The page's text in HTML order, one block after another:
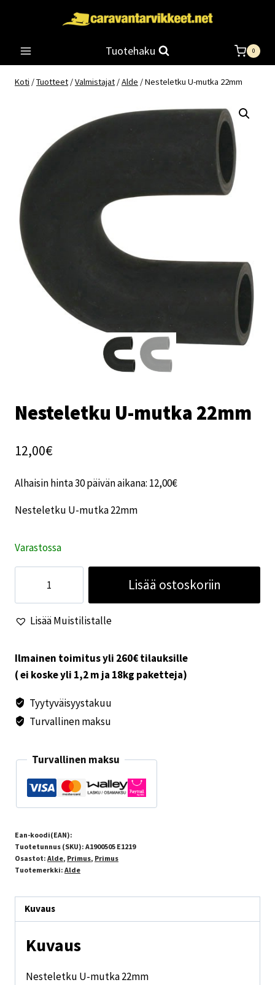
Tuotehaku 0
Koti /Tuotteet /Valmistajat /Alde /Nesteletku U-mutka 22mm
Nesteletku U-mutka 22mm
12,00€
Alhaisin hinta 30 päivän aikana: 12,00€
Nesteletku U-mutka 22mm
Varastossa
mutka
22mm
Lisää ostoskoriin
Lisää Muistilistalle
Ilmainen toimitus yli 260€ tilauksille
( ei koske yli 1,2 m ja 18kg paketteja)
Tyytyväisyystakuu
Turvallinen maksu
Turvallinen maksu
Ean-koodi(EAN):
Tuotetunnus (SKU): A1900505 E1219
Osastot: Alde, Primus, Primus
Tuotemerkki: Alde
Kuvaus
Kuvaus
Nesteletku U-mutka 22mm